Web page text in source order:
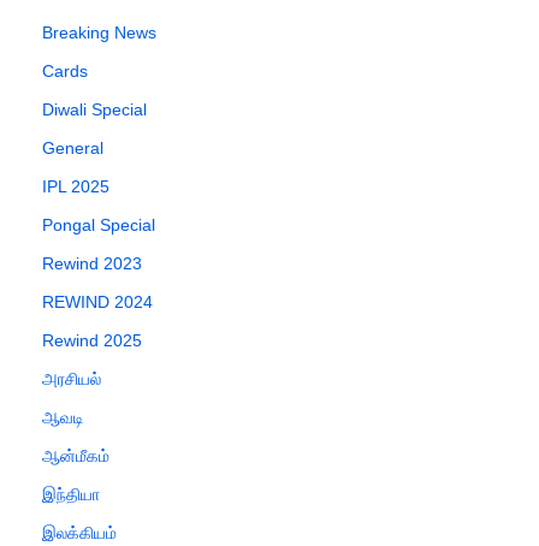
Breaking News
Cards
Diwali Special
General
IPL 2025
Pongal Special
Rewind 2023
REWIND 2024
Rewind 2025
அரசியல்
ஆவடி
ஆன்மீகம்
இந்தியா
இலக்கியம்